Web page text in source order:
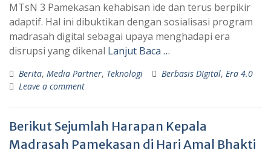
MTsN 3 Pamekasan kehabisan ide dan terus berpikir
adaptif. Hal ini dibuktikan dengan sosialisasi program
madrasah digital sebagai upaya menghadapi era
disrupsi yang dikenal Lanjut Baca …
Berita, Media Partner, Teknologi Berbasis DIgital, Era 4.0
Leave a comment
Berikut Sejumlah Harapan Kepala
Madrasah Pamekasan di Hari Amal Bhakti